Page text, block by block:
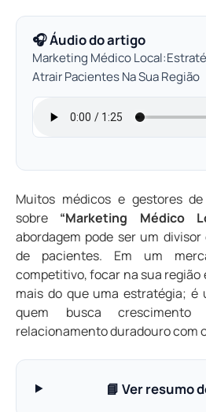
🎧 Áudio do artigo
Marketing Médico
Atrair Pacientes Na Sua Região
Muitos médicos e gestores
sobre “Marketing Médico
abordagem pode ser um
de pacientes. Em um
competitivo, focar na sua região
mais do que uma estratégia; é
quem busca
relacionamento duradouro com
📘 Ver resumo